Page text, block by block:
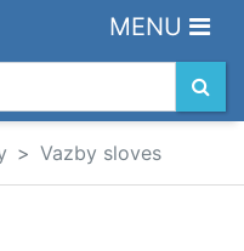
MENU
Vazby sloves